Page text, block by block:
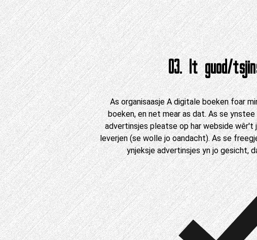
03. It guod/
As organisaasje A digitale boeken foar
boeken, en net mear as dat. As se
advertinsjes pleatse op har webside
leverjen (se wolle jo oandacht). As se
ynjeksje advertinsjes yn jo gesicht,